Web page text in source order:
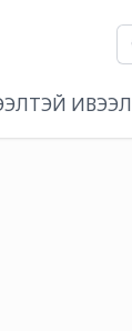
ИВЭЭЛ